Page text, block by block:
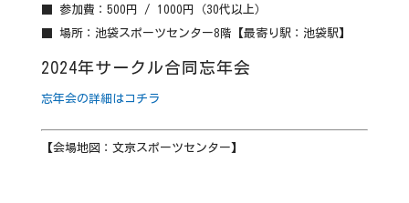
■ 参加費：500円 / 1000円（30代以上）
■ 場所：池袋スポーツセンター8階【最寄り駅：池袋駅】
2024年サークル合同忘年会
忘年会の詳細はコチラ
【会場地図：文京スポーツセンター】